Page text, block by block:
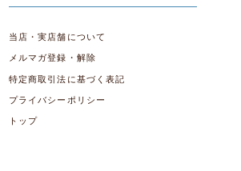
当店・実店舗について
メルマガ登録・解除
特定商取引法に基づく表記
プライバシーポリシー
トップ